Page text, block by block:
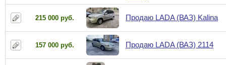
215 000 руб. Продаю LADA (ВАЗ) Kalina
157 000 руб. Продаю LADA (ВАЗ) 2114